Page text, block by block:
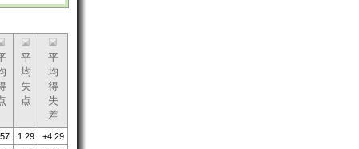
平
均
失
点
平
均
得
失
差
1.29
+4.29